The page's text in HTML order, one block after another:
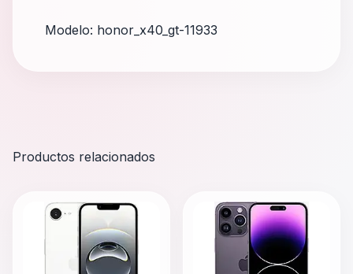
Modelo: honor_x40_gt-11933
Productos relacionados